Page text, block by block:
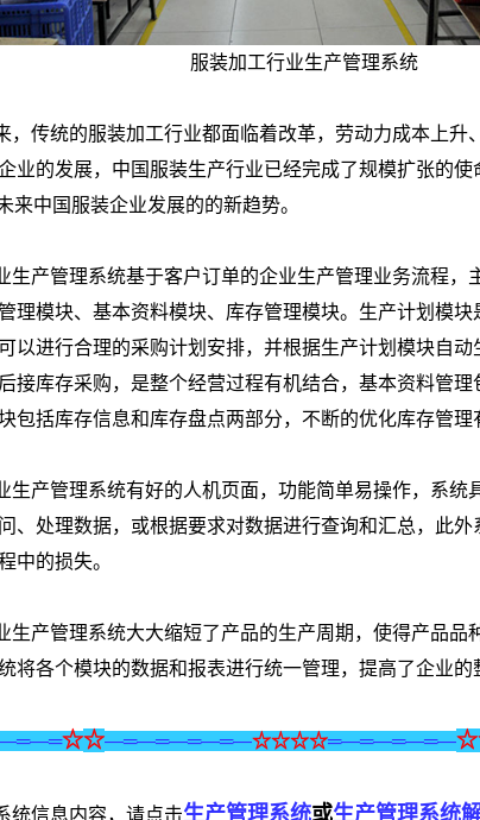
服装加工行业生产管理系统
，传统的服装加工行业都面临着改革，劳动力成本上升
业的发展，中国服装生产行业已经完成了规模扩张的使
来中国服装企业发展的的新趋势。
生产管理系统基于客户订单的企业生产管理业务流程，
理模块、基本资料模块、库存管理模块。生产计划模
以进行合理的采购计划安排，并根据生产计划模块自
接库存采购，是整个经营过程有机结合，基本资料管
包括库存信息和库存盘点两部分，不断的优化库存管理
生产管理系统有好的人机页面，功能简单易操作，系统
、处理数据，或根据要求对数据进行查询和汇总，此
中的损失。
生产管理系统大大缩短了产品的生产周期，使得产品品
将各个模块的数据和报表进行统一管理，提高了企业的
☆☆—═—═—═—═—☆☆☆☆═—═—═—═—☆
统信息内容，请点击生产管理系统或生产管理系统